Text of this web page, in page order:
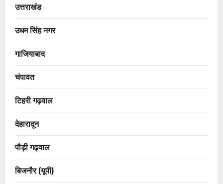
उत्तराखंड
उधम सिंह नगर
गाजियाबाद
चंपावत
टिहरी गढ़वाल
देहारादून
पौड़ी गढ़वाल
बिजनौर (यूपी)